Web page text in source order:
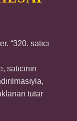
“320. satıcı
tutar